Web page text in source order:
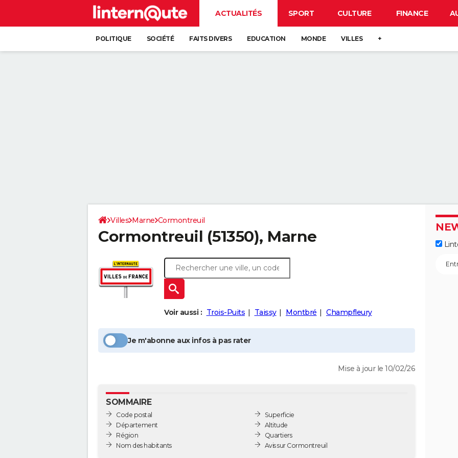
ACTUALITÉS SPORT CULTURE FINANCE
POLITIQUE SOCIÉTÉ FAITS DIVERS EDUCATION MONDE VILLES +
Villes Marne Cormontreuil
Cormontreuil (51350), Marne
Voir aussi : Trois-Puits Taissy Montbré Champfleury
Je m'abonne aux infos à pas rater
Mise à jour le 10/02/26
SOMMAIRE
Code postal
Département
Région
Nom des habitants
Superficie
Altitude
Quartiers
Avis sur Cormontreuil